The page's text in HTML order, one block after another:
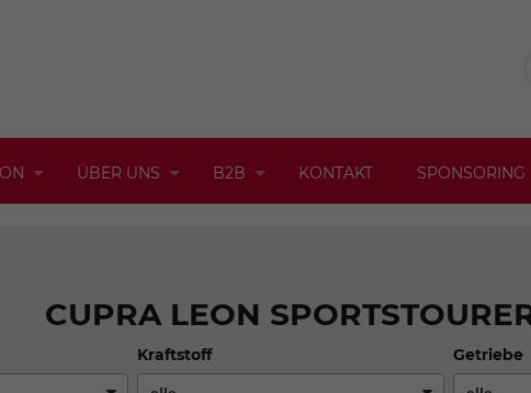
ÜBER UNS B2B KONTAKT SPONSORING
CUPRA LEON
Kraftstoff Getriebe